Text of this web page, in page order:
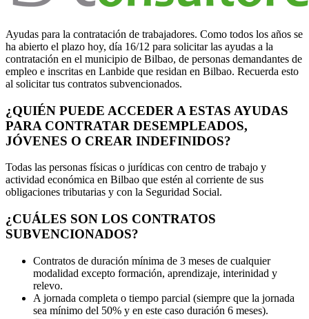
Ayudas para la contratación de trabajadores. Como todos los años se
ha abierto el plazo hoy, día 16/12 para solicitar las ayudas a la
contratación en el municipio de Bilbao, de personas demandantes de
empleo e inscritas en Lanbide que residan en Bilbao. Recuerda esto
al solicitar tus contratos subvencionados.
¿QUIÉN PUEDE ACCEDER A ESTAS AYUDAS
PARA CONTRATAR DESEMPLEADOS,
JÓVENES O CREAR INDEFINIDOS?
Todas las personas físicas o jurídicas con centro de trabajo y
actividad económica en Bilbao que estén al corriente de sus
obligaciones tributarias y con la Seguridad Social.
¿CUÁLES SON LOS CONTRATOS
SUBVENCIONADOS?
Contratos de duración mínima de 3 meses de cualquier
modalidad excepto formación, aprendizaje, interinidad y
relevo.
A jornada completa o tiempo parcial (siempre que la jornada
sea mínimo del 50% y en este caso duración 6 meses).